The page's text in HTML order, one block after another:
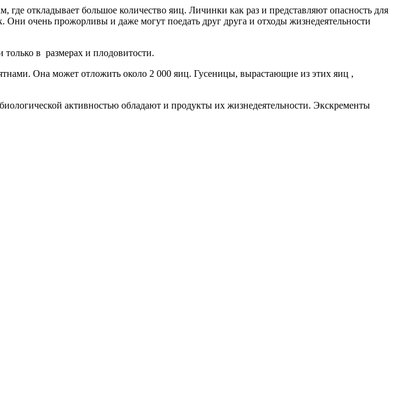
где откладывает большое количество яиц. Личинки как раз и представляют опасность для
очень прожорливы и даже могут поедать друг друга и отходы жизнедеятельности
в размерах и плодовитости.
Она может отложить около 2 000 яиц. Гусеницы, вырастающие из этих яиц ,
активностью обладают и продукты их жизнедеятельности. Экскременты